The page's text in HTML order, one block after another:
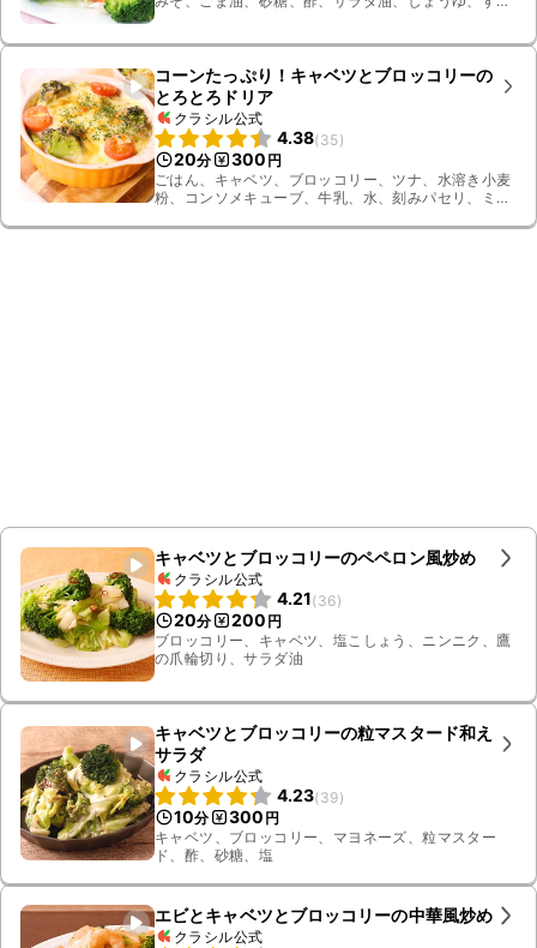
コーンたっぷり！キャベツとブロッコリーの
とろとろドリア
クラシル公式
4.38(35)
20分 300 円
ごはん、キャベツ、ブロッコリー、ツナ、水溶き小麦
粉、コンソメキューブ、牛乳、水、刻みパセリ、ミニ
キャベツとブロッコリーのペペロン風炒め
クラシル公式
4.21(36)
20分 200 円
ブロッコリー、キャベツ、塩こしょう、ニンニク、鷹
の爪輪切り、サラダ油
キャベツとブロッコリーの粒マスタード和え
サラダ
クラシル公式
4.23(39)
10分 300 円
キャベツ、ブロッコリー、マヨネーズ、粒マスター
ド、酢、砂糖、塩
エビとキャベツとブロッコリーの中華風炒め
クラシル公式